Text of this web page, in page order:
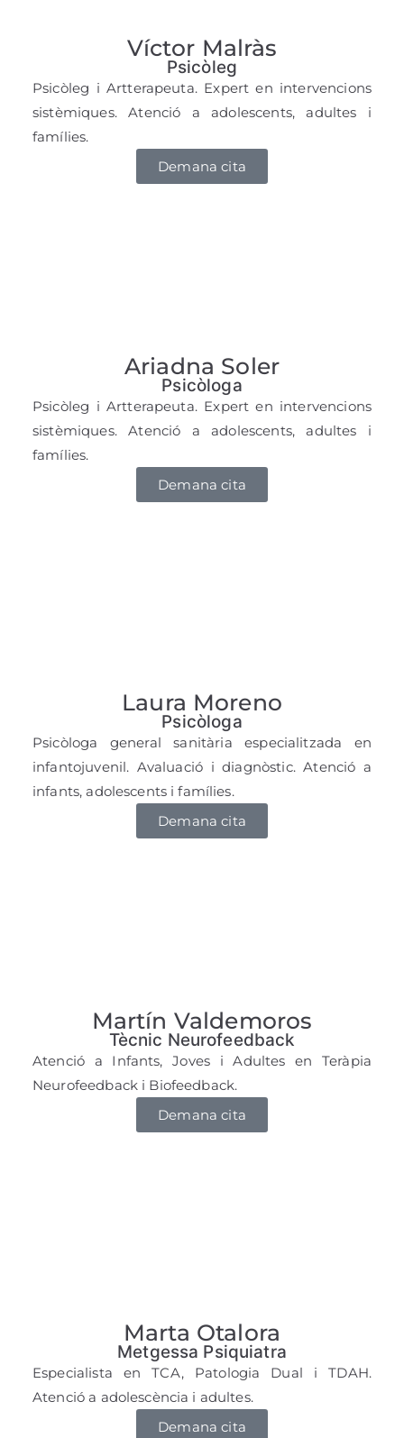
Víctor Malràs
Psicòleg
Psicòleg i Artterapeuta. Expert en intervencions
sistèmiques. Atenció a adolescents, adultes i
famílies.
Demana cita
Ariadna Soler
Psicòloga
Psicòleg i Artterapeuta. Expert en intervencions
sistèmiques. Atenció a adolescents, adultes i
famílies.
Demana cita
Laura Moreno
Psicòloga
Psicòloga general sanitària especialitzada en
infantojuvenil. Avaluació i diagnòstic. Atenció a
infants, adolescents i famílies.
Demana cita
Martín Valdemoros
Tècnic Neurofeedback
Atenció a Infants, Joves i Adultes en Teràpia
Neurofeedback i Biofeedback.
Demana cita
Marta Otalora
Metgessa Psiquiatra
Especialista en TCA, Patologia Dual i TDAH.
Atenció a adolescència i adultes.
Demana cita